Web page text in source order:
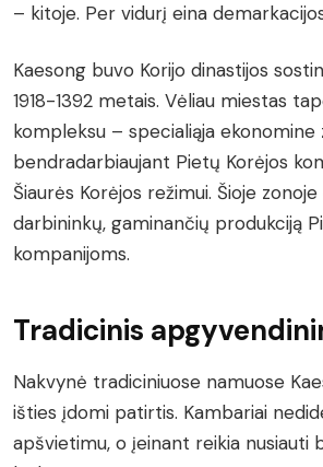
– kitoje. Per vidurį eina
Kaesong buvo Korijo dinastijos
1918-1392 metais. Vėliau miestas
kompleksu – specialiąja ekonomine
bendradarbiaujant Pietų Korėjos
Šiaurės Korėjos režimui. Šioje
darbininkų, gaminančių produkciją
kompanijoms.
Tradicinis
Nakvynė tradiciniuose namuose
išties įdomi patirtis. Kambariai
apšvietimu, o įeinant reikia nusiauti